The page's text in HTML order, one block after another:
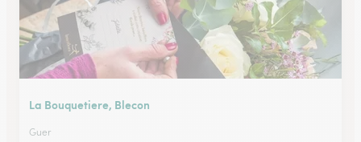
La Bouquetiere, Blecon
Guer